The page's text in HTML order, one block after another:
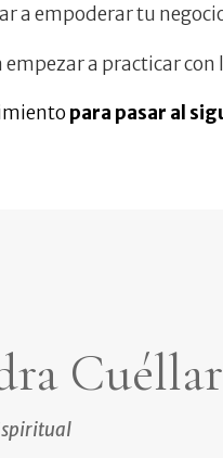
a empoderar tu
a practicar con
para pasar al
Cuéllar